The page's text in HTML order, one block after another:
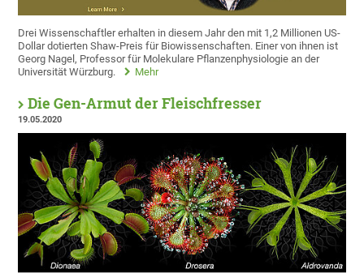
Drei Wissenschaftler erhalten in diesem Jahr den mit 1,2 Millionen US-
Dollar dotierten Shaw-Preis für Biowissenschaften. Einer von ihnen ist
Georg Nagel, Professor für Molekulare Pflanzenphysiologie an der
Universität Würzburg.
Mehr
Die Gen-Armut der Fleischfresser
19.05.2020